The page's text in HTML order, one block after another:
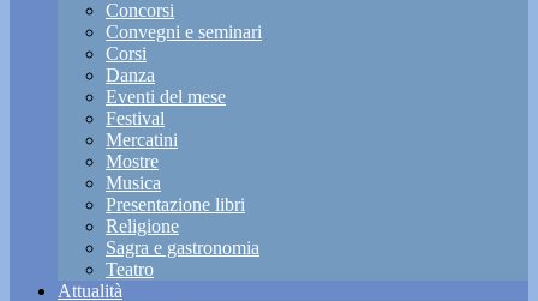
Concorsi
Convegni e seminari
Corsi
Danza
Eventi del mese
Festival
Mercatini
Mostre
Musica
Presentazione libri
Religione
Sagra e gastronomia
Teatro
Attualità